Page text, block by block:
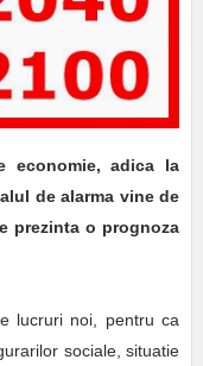
economie, adica la
de alarma vine de
prezinta o prognoza
lucruri noi, pentru ca
sociale, situatie